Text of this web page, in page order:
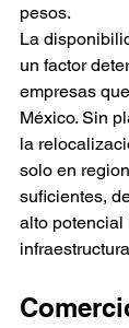
pesos.
La
un factor
empresas
México. Sin
la
solo en
suficientes,
alto potencial